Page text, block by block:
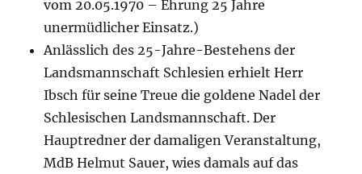
vom 20.05.1970 – Ehrung 25 Jahre
unermüdlicher Einsatz.)
Anlässlich des 25-Jahre-Bestehens der
Landsmannschaft Schlesien erhielt Herr
Ibsch für seine Treue die goldene Nadel der
Schlesischen Landsmannschaft. Der
Hauptredner der damaligen Veranstaltung,
MdB Helmut Sauer, wies damals auf das